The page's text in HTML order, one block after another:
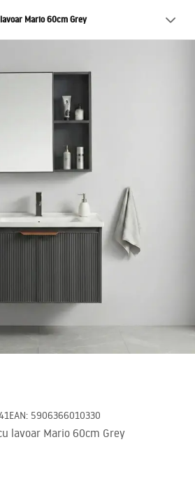
Mario 60cm Grey
EAN: 5906366010330
lavoar Mario 60cm Grey